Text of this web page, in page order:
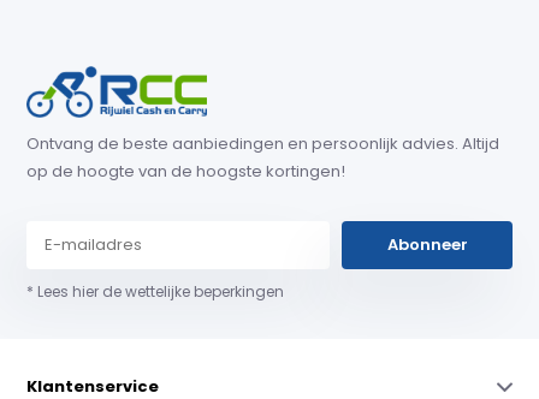
Ontvang de beste aanbiedingen en persoonlijk advies. Altijd
op de hoogte van de hoogste kortingen!
Abonneer
* Lees hier de wettelijke beperkingen
Klantenservice